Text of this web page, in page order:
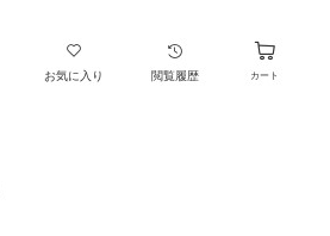
お気に入り 閲覧履歴 カート